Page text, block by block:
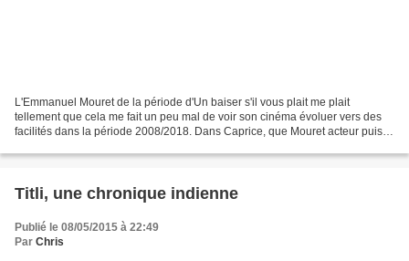
L'Emmanuel Mouret de la période d'Un baiser s'il vous plait me plait
tellement que cela me fait un peu mal de voir son cinéma évoluer vers des
facilités dans la période 2008/2018. Dans Caprice, que Mouret acteur puisse
Titli, une chronique indienne
Publié le 08/05/2015 à 22:49
Par Chris